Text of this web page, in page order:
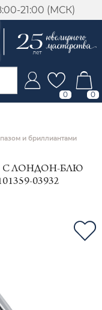
21:00 (МСК)
0 0
и бриллиантами
С ЛОНДОН‑БЛЮ
03932